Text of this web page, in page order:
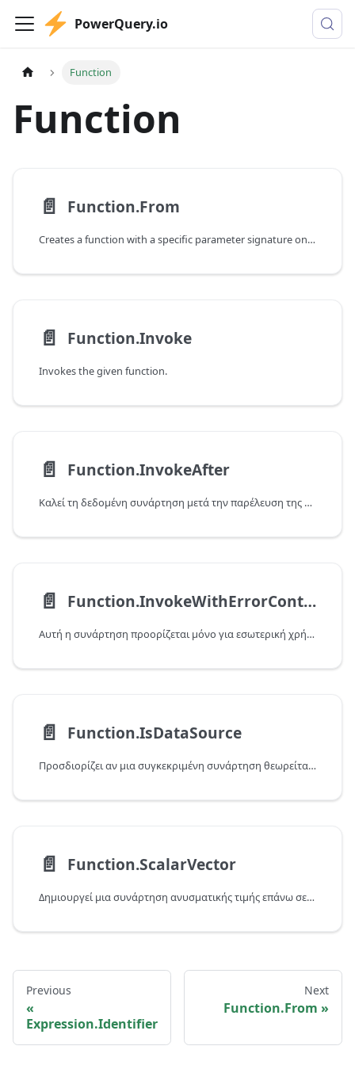
PowerQuery.io
Function
Function
📄️ Function.From
Creates a function with a specific parameter signature on top of a function that takes a single list argument.
📄️ Function.Invoke
Invokes the given function.
📄️ Function.InvokeAfter
Καλεί τη δεδομένη συνάρτηση μετά την παρέλευση της καθορισμένης διάρκειας.
📄️ Function.InvokeWithErrorContext
Αυτή η συνάρτηση προορίζεται μόνο για εσωτερική χρήση.
📄️ Function.IsDataSource
Προσδιορίζει αν μια συγκεκριμένη συνάρτηση θεωρείται προέλευση δεδομένων ή όχι και επιστρέφει τα αποτελέσματα.
📄️ Function.ScalarVector
Δημιουργεί μια συνάρτηση ανυσματικής τιμής επάνω σε μια διανυσματική συνάρτηση, που συγκεντρώνει πολλές κλήσεις σε δέσμη.
Previous
Expression.Identifier
Next
Function.From